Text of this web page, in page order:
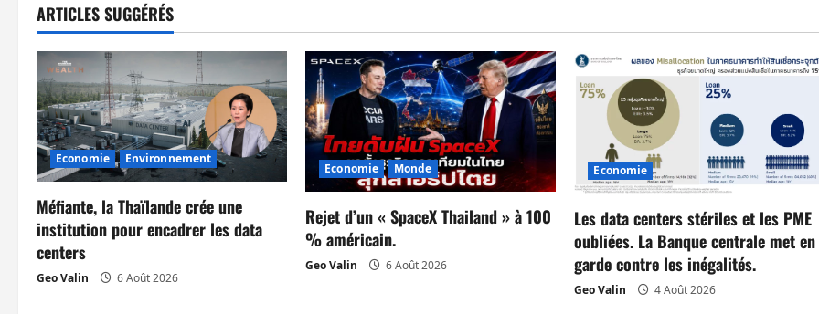
g
a
t
i
o
n
d
ARTICLES SUGGÉRÉS
Economie Environnement
Méfiante, la Thaïlande crée une
institution pour encadrer les data
centers
Geo Valin 6 Août 2026
Economie Monde
Rejet d’un « SpaceX Thailand » à 100
% américain.
Geo Valin 6 Août 2026
Economie
Les data centers stériles et les PME
oubliées. La Banque centrale met en
garde contre les inégalités.
Geo Valin 4 Août 2026